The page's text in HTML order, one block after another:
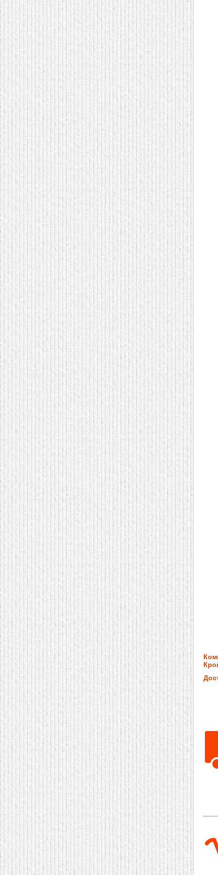
домашнем использовании.
Эта мебель имеет
некоторые преимущества
перед той же стенкой для
гостиной, к примеру,
поскольку она более
легкая и не загромождает
пространство. В спальне
этот предмет можно
поставить у изголовья
кровати, чтобы заполнить
пустующее там
место.
Также стеллажи
очень часто используют в
качестве разграничителей
комнаты, например, на
рабочую зону и
пространство для отдыха.
Особенно это актуально
для однокомнатных
квартир.